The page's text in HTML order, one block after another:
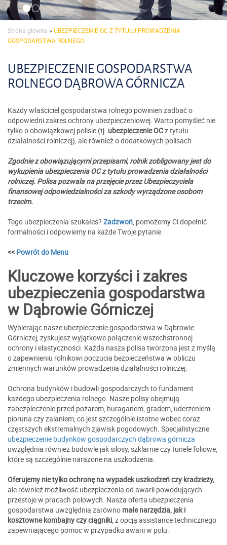
Strona główna » UBEZPIECZENIE OC Z TYTUŁU PROWADZENIA
GOSPODARSTWA ROLNEGO
UBEZPIECZENIE GOSPODARSTWA
ROLNEGO DĄBROWA GÓRNICZA
Każdy właściciel gospodarstwa rolnego powinien zadbać o
odpowiedni zakres ochrony ubezpieczeniowej. Warto pomyśleć nie
tylko o obowiązkowej polisie (tj. ubezpieczenie OCz tytułu
działalności rolniczej), ale również o dodatkowych polisach.
Zgodnie z obowiązującymi przepisami, rolnik zobligowany jest do
wykupienia ubezpieczenia OC z tytułu prowadzenia działalności
rolniczej. Polisa pozwala na przejęcie przez Ubezpieczyciela
finansowej odpowiedzialności za szkody wyrządzone osobom
trzecim.
Tego ubezpieczenia szukałeś? Zadzwoń, pomożemy Ci dopełnić
formalności i odpowiemy na każde Twoje pytanie.
<< Powrót do Menu
Kluczowe korzyści i zakres
ubezpieczenia gospodarstwa
w Dąbrowie Górniczej
Wybierając nasze ubezpieczenie gospodarstwa w Dąbrowie
Górniczej, zyskujesz wyjątkowe połączenie wszechstronnej
ochrony i elastyczności. Każda nasza polisa tworzona jest z myślą
o zapewnieniu rolnikowi poczucia bezpieczeństwa w obliczu
zmiennych warunków prowadzenia działalności rolniczej.
Ochrona budynków i budowli gospodarczych to fundament
każdego ubezpieczenia rolnego. Nasze polisy obejmują
zabezpieczenie przed pożarem, huraganem, gradem, uderzeniem
pioruna czy zalaniem, co jest szczególnie istotne wobec coraz
częstszych ekstremalnych zjawisk pogodowych. Specjalistyczne
ubezpieczenie budynków gospodarczych dąbrowa górnicza
uwzględnia również budowle jak silosy, szklarnie czy tunele foliowe,
które są szczególnie narażone na uszkodzenia.
Oferujemy nie tylko ochronę na wypadek uszkodzeń czy kradzieży,
ale również możliwość ubezpieczenia od awarii powodujących
przestoje w pracach polowych. Nasza oferta ubezpieczenia
gospodarstwa uwzględnia zarówno małe narzędzia, jak i
kosztowne kombajny czy ciągniki, z opcją assistance technicznego
zapewniającego pomoc w przypadku awarii w polu.